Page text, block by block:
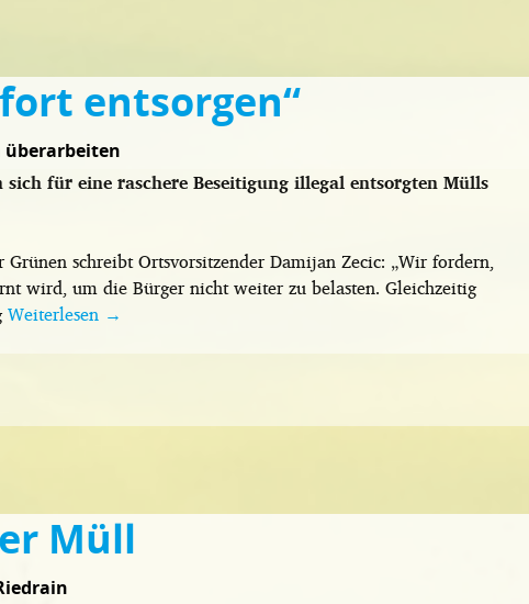
entsorgen“
überarbeiten
für eine raschere Beseitigung illegal entsorgten Mülls
schreibt Ortsvorsitzender Damijan Zecic: „Wir fordern,
wird, um die Bürger nicht weiter zu belasten. Gleichzeitig
Weiterlesen →
Müll